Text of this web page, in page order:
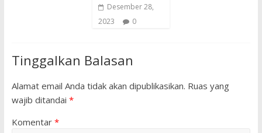
Desember 28,
2023
0
Tinggalkan Balasan
Alamat email Anda tidak akan dipublikasikan. Ruas yang
wajib ditandai *
Komentar *